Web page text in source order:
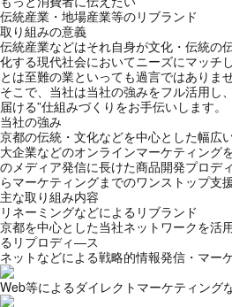
伝統産業・地場産業等のリブランド
取り組みの意義
伝統産業などはそれ自身が文化・伝統の
化する現代社会においてニーズにマッチ
とは至難の業といっても過言ではありませ
そこで、当社は当社の強みをフル活用し
届ける”仕組みづくりをお手伝いします。
当社の強み
京都の伝統・文化などを中心とした幅広
大企業などのオンラインマーケティング
のメディア発信に長けた商品開発プロデ
らマーケティングまでのワンストップ支
主な取り組み内容
リネーミングなどによるリブランド
京都を中心とした当社ネットワークを活
るリプロディ―ス
ネットなどによる戦略的情報発信・マー
Web等によるダイレクトマーケティング